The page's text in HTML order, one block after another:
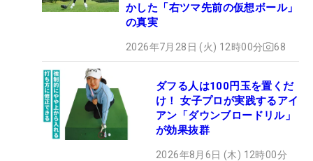
かした「右ツマ先前の仮想ボール」
の真実
2026年7月28日 (火) 12時00分 68
ダフる人は100円玉を置くだ
け！ 女子プロが実践するアイ
アン「ダウンブロードリル」
が効果抜群
2026年8月6日 (木) 12時00分